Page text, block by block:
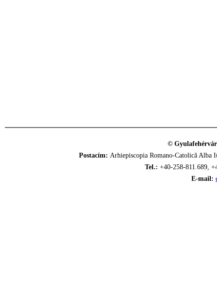
©
Postacím: Arhiepiscopia Romano-Catolică
Tel.: +40-258-811.689,
E-mail: